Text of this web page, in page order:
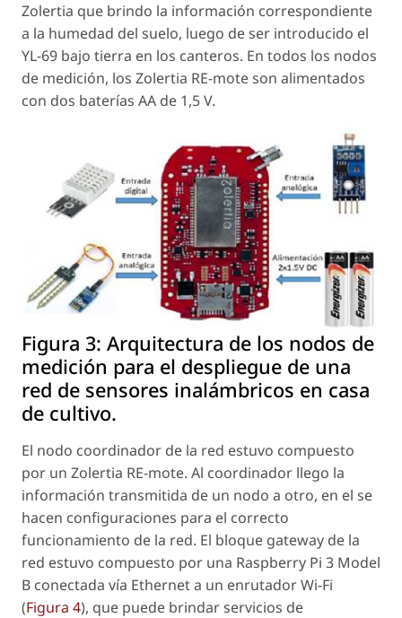
Zolertia que brindo la información correspondiente
a la humedad del suelo, luego de ser introducido el
YL-69 bajo tierra en los canteros. En todos los nodos
de medición, los Zolertia RE-mote son alimentados
con dos baterías AA de 1,5 V.
Figura 3: Arquitectura de los nodos de
medición para el despliegue de una
red de sensores inalámbricos en casa
de cultivo.
El nodo coordinador de la red estuvo compuesto
por un Zolertia RE-mote. Al coordinador llego la
información transmitida de un nodo a otro, en el se
hacen configuraciones para el correcto
funcionamiento de la red. El bloque gateway de la
red estuvo compuesto por una Raspberry Pi 3 Model
B conectada vía Ethernet a un enrutador Wi-Fi
(Figura 4), que puede brindar servicios de